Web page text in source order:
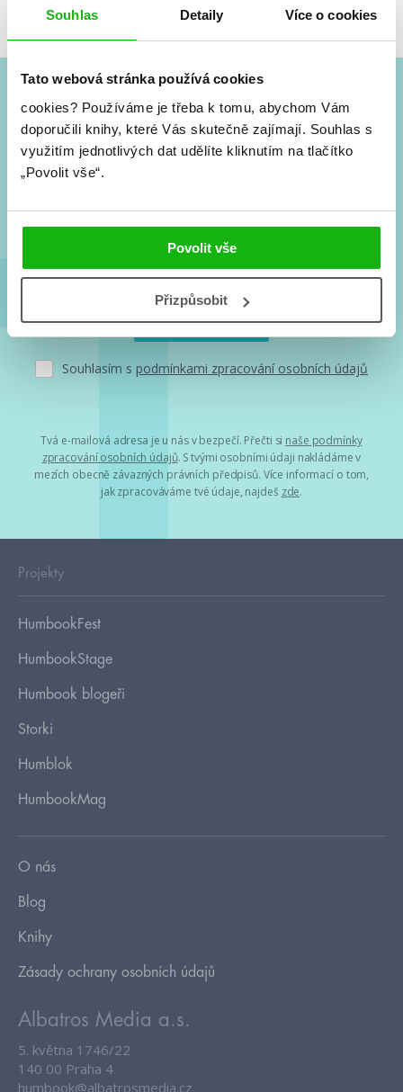
Souhlas Detaily Více o cookies
Tato webová stránka používá cookies
cookies? Používáme je třeba k tomu, abychom Vám
doporučili knihy, které Vás skutečně zajímají. Souhlas s
využitím jednotlivých dat udělíte kliknutím na tlačítko
„Povolit vše“.
Povolit vše
Přizpůsobit
Žádné knihy nenalezeny.
#HumbookNews
Vše kolem #youngadult každý měsíc rovnou do mailu!
Nové knihy, co se chystá, kvízy, soutěže, autoři, filmové
Souhlasím s podmínkami zpracování osobních údajů
Tvá e-mailová adresa je u nás v bezpečí. Přečti si naše podmínky
zpracování osobních údajů. S tvými osobními údaji nakládáme v
mezích obecně závazných právních předpisů. Více informací o tom,
jak zpracováváme tvé údaje, najdeš zde.
Projekty
HumbookFest
HumbookStage
Humbook blogeři
Storki
Humblok
HumbookMag
O nás
Blog
Knihy
Zásady ochrany osobních údajů
Albatros Media a.s.
5. května 1746/22
140 00 Praha 4
humbook@albatrosmedia.cz